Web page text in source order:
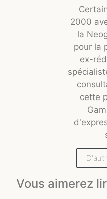
2000
la
pour la
ex-
cette
Vous aimerez